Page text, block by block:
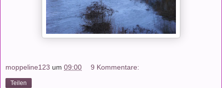
moppeline123 um 09:00 9 Kommentare:
Teilen